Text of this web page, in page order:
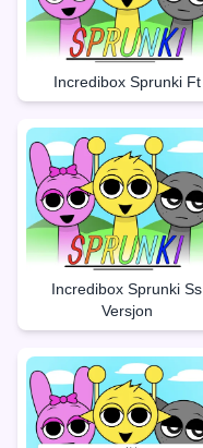
Incredibox Sprunki Ft
Incredibox Sprunki Ss
Versjon